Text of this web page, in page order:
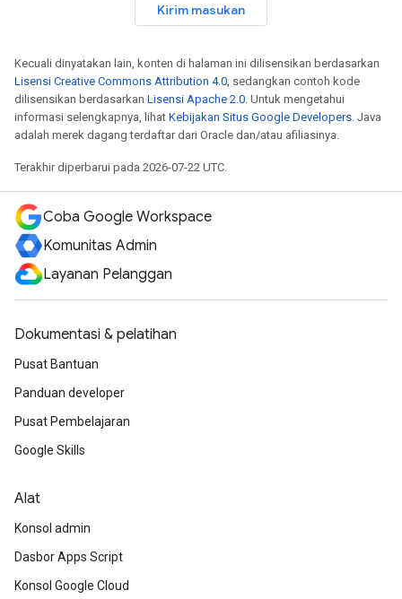
Kirim masukan
Kecuali dinyatakan lain, konten di halaman ini dilisensikan berdasarkan
Lisensi Creative Commons Attribution 4.0, sedangkan contoh kode
dilisensikan berdasarkan Lisensi Apache 2.0. Untuk mengetahui
informasi selengkapnya, lihat Kebijakan Situs Google Developers. Java
adalah merek dagang terdaftar dari Oracle dan/atau afiliasinya.
Terakhir diperbarui pada 2026-07-22 UTC.
Coba Google Workspace
Komunitas Admin
Layanan Pelanggan
Dokumentasi & pelatihan
Pusat Bantuan
Panduan developer
Pusat Pembelajaran
Google Skills
Alat
Konsol admin
Dasbor Apps Script
Konsol Google Cloud